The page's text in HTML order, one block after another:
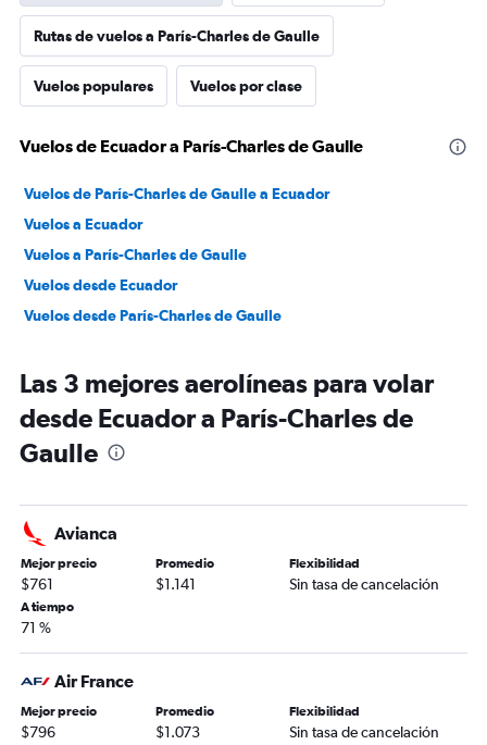
Rutas de vuelos a París-Charles de Gaulle
Vuelos populares Vuelos por clase
Vuelos de Ecuador a París-Charles de Gaulle
Vuelos de París-Charles de Gaulle a Ecuador
Vuelos a Ecuador
Vuelos a París-Charles de Gaulle
Vuelos desde Ecuador
Vuelos desde París-Charles de Gaulle
Las 3 mejores aerolíneas para volar
desde Ecuador a París-Charles de
Gaulle
Avianca
Mejor precio
$761
Promedio
$1.141
Flexibilidad
Sin tasa de cancelación
A tiempo
71 %
Air France
Mejor precio
$796
Promedio
$1.073
Flexibilidad
Sin tasa de cancelación